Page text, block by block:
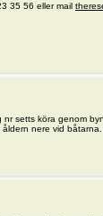
35 56 eller mail
setts köra genom
nere vid